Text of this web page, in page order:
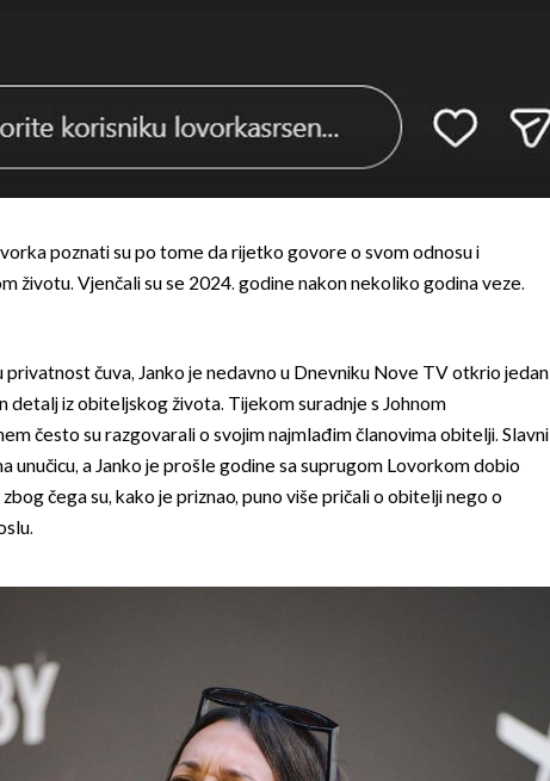
poznati su po tome da rijetko govore o svom odnosu i
životu. Vjenčali su se 2024. godine nakon nekoliko godina veze.
privatnost čuva, Janko je nedavno u Dnevniku Nove TV otkrio jedan
detalj iz obiteljskog života. Tijekom suradnje s Johnom
često su razgovarali o svojim najmlađim članovima obitelji. Slavni
unučicu, a Janko je prošle godine sa suprugom Lovorkom dobio
zbog čega su, kako je priznao, puno više pričali o obitelji nego o